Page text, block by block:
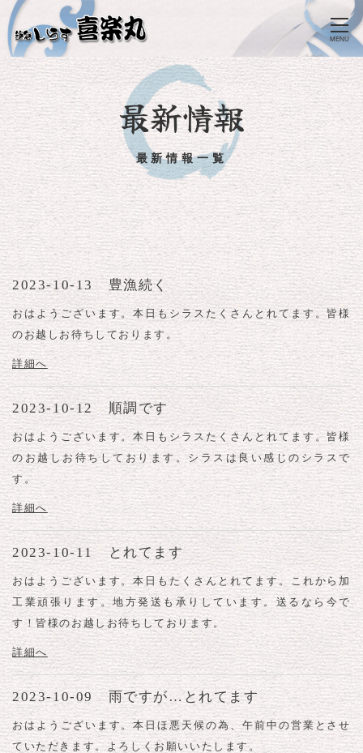
MENU
最新情報
最新情報一覧
2023-10-13 豊漁続く
おはようございます。本日もシラスたくさんとれてます。皆様
のお越しお待ちしております。
詳細へ
2023-10-12 順調です
おはようございます。本日もシラスたくさんとれてます。皆様
のお越しお待ちしております。シラスは良い感じのシラスで
す。
詳細へ
2023-10-11 とれてます
おはようございます。本日もたくさんとれてます。これから加
工業頑張ります。地方発送も承りしています。送るなら今で
す！皆様のお越しお待ちしております。
詳細へ
2023-10-09 雨ですが…とれてます
おはようございます。本日ほ悪天候の為、午前中の営業とさせ
ていただきます。よろしくお願いいたします。